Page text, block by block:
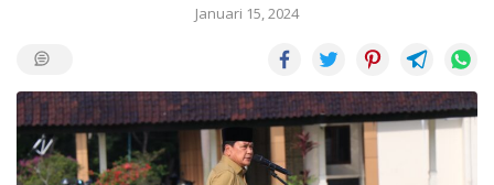
Januari 15, 2024